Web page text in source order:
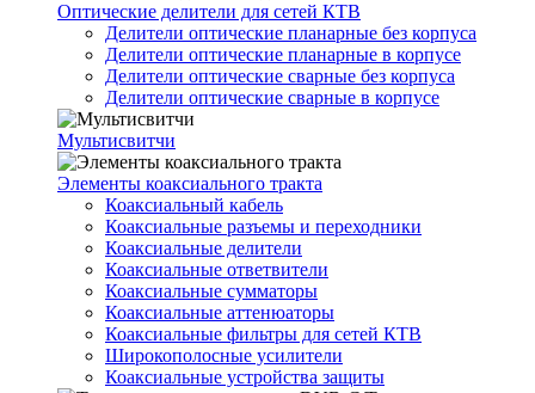
Оптические делители для сетей КТВ
Делители оптические планарные без корпуса
Делители оптические планарные в корпусе
Делители оптические сварные без корпуса
Делители оптические сварные в корпусе
Мультисвитчи
Элементы коаксиального тракта
Коаксиальный кабель
Коаксиальные разъемы и переходники
Коаксиальные делители
Коаксиальные ответвители
Коаксиальные сумматоры
Коаксиальные аттенюаторы
Коаксиальные фильтры для сетей КТВ
Широкополосные усилители
Коаксиальные устройства защиты